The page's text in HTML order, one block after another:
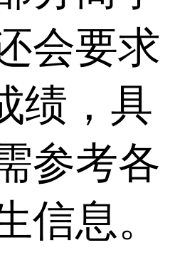
会要求
绩，具
参考各
信息。